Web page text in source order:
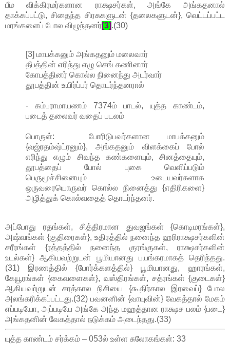
பீம விக்கிரமர்களான ராக்ஷசர்கள், அங்கே அங்கதனால்
தாக்கப்பட்டு, சிதைந்த சிரசுகளுடன் {தலைகளுடன்}, வெட்டப்பட்ட
மரங்களைப் போல விழுந்தனர்[3].(30)
[3] மாபக்கனும் அங்கதனும் மலைவார்
தீபத்தின் எரிந்து எழு செங் கணினார்
கோபத்தினர் கொல்ல நினைந்து அடர்வார்
தூபத்தின் உயிர்ப்பர் தொடர்ந்தனரால்
- கம்பராமாயணம் 7374ம் பாடல், யுத்த காண்டம்,
படைத் தலைவர் வதைப் படலம்
பொருள்: போரிடுபவர்களான மாபக்கனும்
{வஜ்ரதம்ஷ்ட்ரனும்}, அங்கதனும் விளக்கைப் போல்
எரிந்து எழும் சிவந்த கண்களையும், சினத்தையும்,
தூபத்தைப் போல் புகை வெளிப்படும்
பெருமூச்சினையும் உடையவர்களாக
ஒருவரையொருவர் கொல்ல நினைத்து {எதிரிகளை}
அழித்துக் கொல்வதைத் தொடர்ந்தனர்.
அப்போது ரதங்கள், சித்திரமான துவஜங்கள் {கொடிமரங்கள்},
அஷ்வங்கள் {குதிரைகள்}, உதிரத்தில் நனைந்த ஹரிராக்ஷசர்களின்
சரீரங்கள் {ரத்தத்தில் நனைந்த குரங்குகள், ராக்ஷசர்களின்
உடல்கள்} ஆகியவற்றுடன் பூமியானது பயங்கரமாகத் தெரிந்தது.
(31) இரணத்தில் {போர்க்களத்தில்} பூமியானது, ஹாரங்கள்,
கேயூரங்கள் {கைவளைகள்}, வஸ்திரங்கள், சத்ரங்கள் {குடைகள்}
ஆகியவற்றுடன் சரத்கால நிசியை {கூதிர்கால இரவைப்} போல
அலங்கரிக்கப்பட்டது.(32) பவனனின் {வாயுவின்} வேகத்தால் மேகம்
எப்படியோ, அப்படியே அங்கே அந்த மஹத்தான ராக்ஷச பலம் {படை}
அங்கதனின் வேகத்தால் நடுக்கம் அடைந்தது.(33)
யுத்த காண்டம் சர்க்கம் – 053ல் உள்ள சுலோகங்கள்: 33